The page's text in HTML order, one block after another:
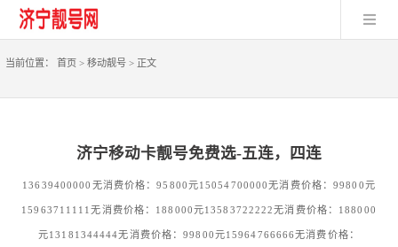
当前位置： 首页> 移动靓号 >正文
济宁移动卡靓号免费选-五连，四连
13639400000无消费价格：95800元15054700000无消费价格：99800元
15963711111无消费价格：188000元13583722222无消费价格：188000
元13181344444无消费价格：99800元15964766666无消费价格：